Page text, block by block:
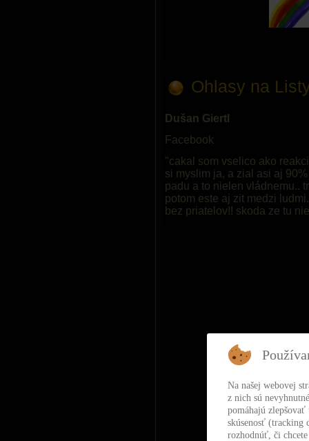
Ohlasy na
Dušan Giertl
Facebook
"cakal som vselico ako
si myslim ja, a zial asi aj
padu a to nielen vládnemu..
potom este aj zit medzi
bez priatelov!! skoda ze tu
Na našej webovej
z nich sú
pomáhajú
skúsenosť (tracking
rozhodnúť, či